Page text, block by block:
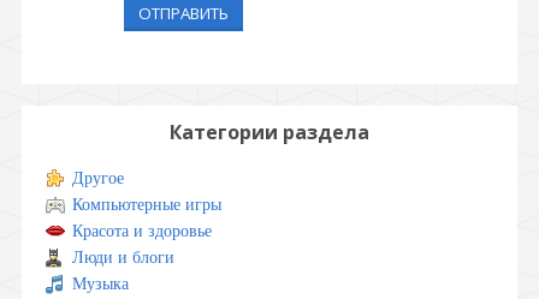
ОТПРАВИТЬ
Категории раздела
Другое
Компьютерные игры
Красота и здоровье
Люди и блоги
Музыка